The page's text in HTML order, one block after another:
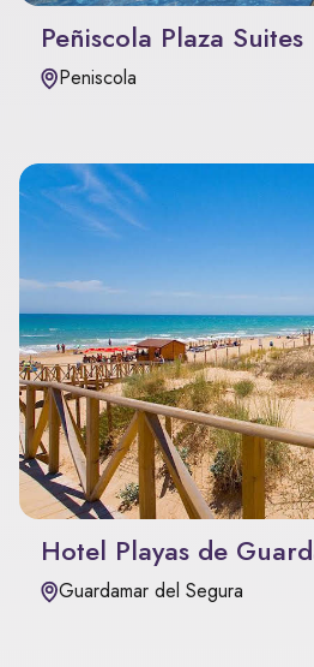
Peñiscola Plaza Suites
Peniscola
Hotel Playas de
Guardamar del Segura